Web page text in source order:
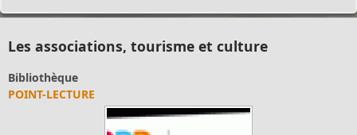
Les associations, tourisme et culture